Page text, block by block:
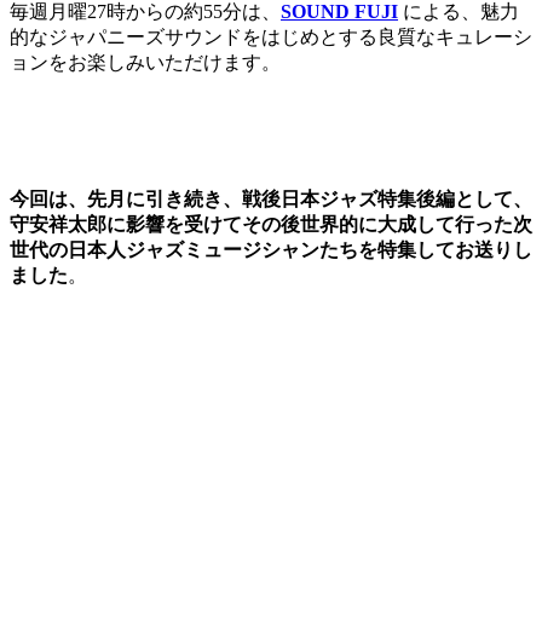
毎週月曜27時からの約55分は、 SOUND FUJI による、魅力
的なジャパニーズサウンドをはじめとする良質なキュレーシ
ョンをお楽しみいただけます。
今回は、先月に引き続き、戦後日本ジャズ特集後編として、
守安祥太郎に影響を受けてその後世界的に大成して行った次
世代の日本人ジャズミュージシャンたちを特集してお送りし
ました。